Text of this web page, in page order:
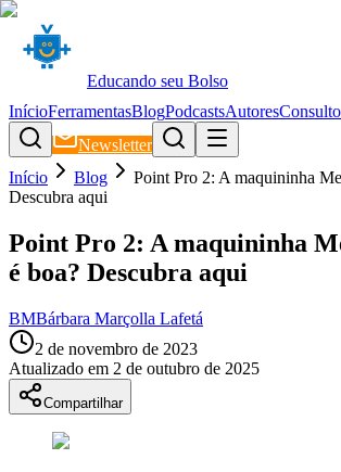
Educando seu Bolso
InícioFerramentasBlogPodcastsAutores
Newsletter
Início
Blog
Point Pro 2: A maquininha
Descubra aqui
Point Pro 2: A maquininha
é boa? Descubra aqui
BMBárbara Marçolla Lafetá
2 de novembro de 2023
Atualizado em 2 de outubro de 2025
Compartilhar